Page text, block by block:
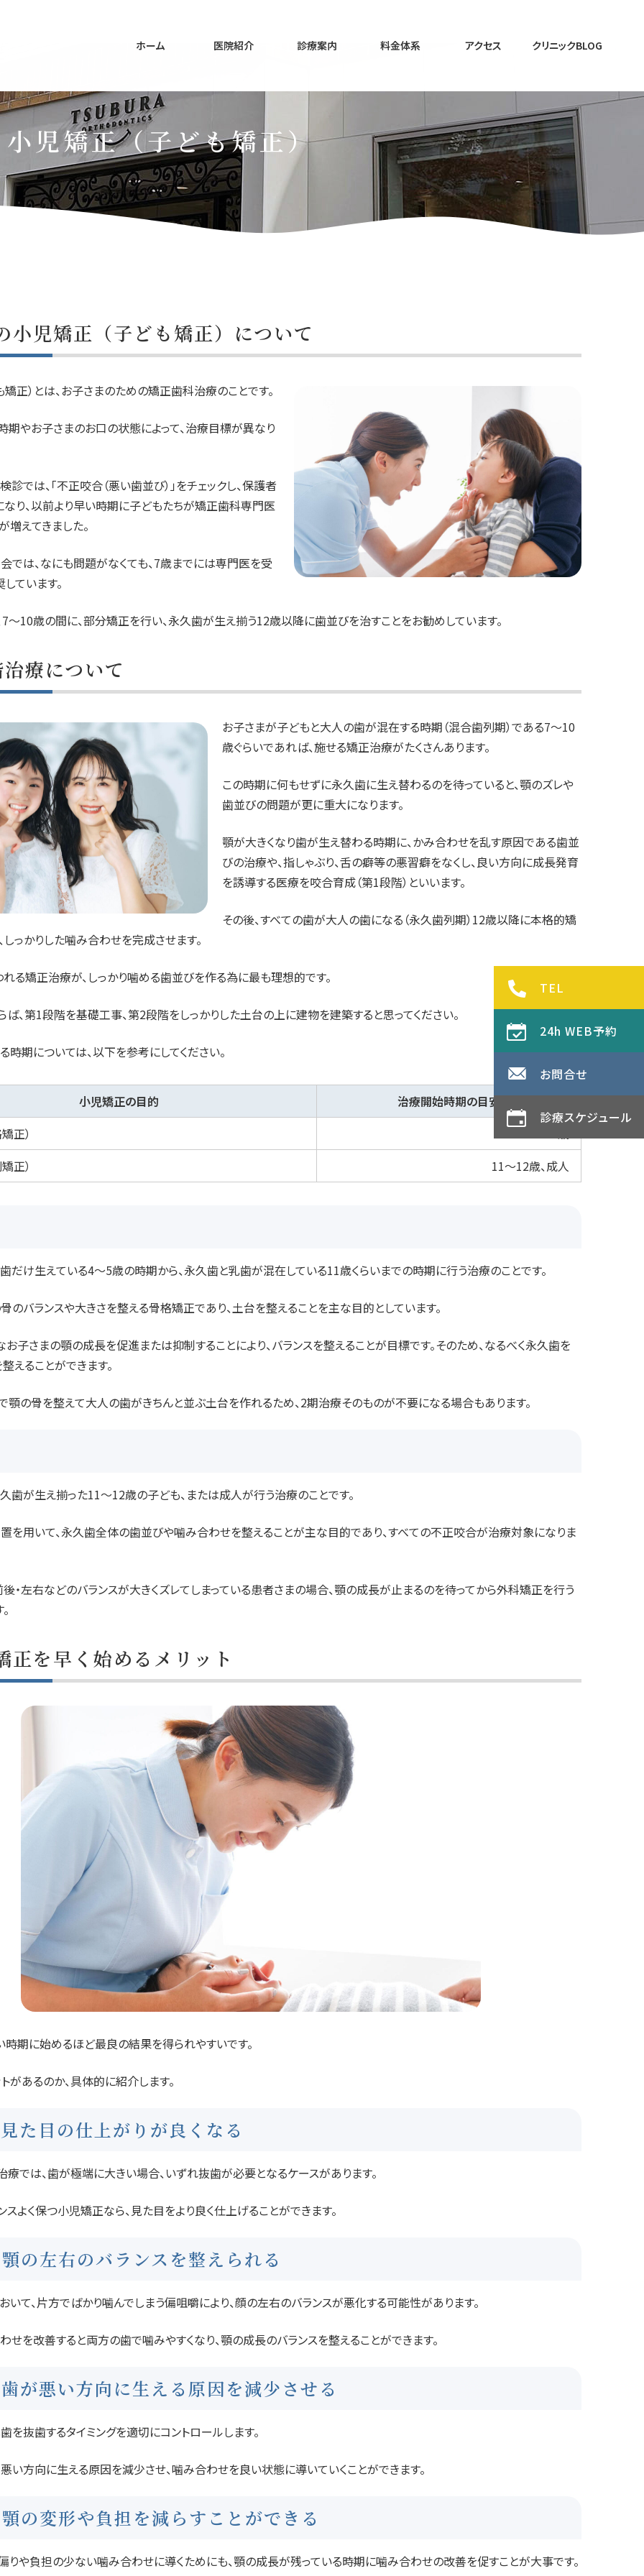
TEL
24h WEB予約
お問合せ
診療スケジュール
ホーム 医院紹介 診療案内 料金体系 アクセス クリニックBLOG
小児矯正（子ども矯正）
小児矯正（子ども矯正）について
正）とは、お子さまのための矯正歯科治療のことです。
期やお子さまのお口の状態によって、治療目標が異なり
では、「不正咬合（悪い歯並び）」をチェックし、保護者
なり、以前より早い時期に子どもたちが矯正歯科専門医
えてきました。
では、なにも問題がなくても、7歳までには専門医を受
ています。
7〜10歳の間に、部分矯正を行い、永久歯が生え揃う12歳以降に歯並びを治すことをお勧めしています。
療について
お子さまが子どもと大人の歯が混在する時期（混合歯列期）である7〜10
歳ぐらいであれば、施せる矯正治療がたくさんあります。
この時期に何もせずに永久歯に生え替わるのを待っていると、顎のズレや
歯並びの問題が更に重大になります。
顎が大きくなり歯が生え替わる時期に、かみ合わせを乱す原因である歯並
びの治療や、指しゃぶり、舌の癖等の悪習癖をなくし、良い方向に成長発育
を誘導する医療を咬合育成（第1段階）といいます。
その後、すべての歯が大人の歯になる（永久歯列期）12歳以降に本格的矯
っかりした噛み合わせを完成させます。
る矯正治療が、しっかり噛める歯並びを作る為に最も理想的です。
、第1段階を基礎工事、第2段階をしっかりした土台の上に建物を建築すると思ってください。
期については、以下を参考にしてください。
小児矯正の目的
治療開始時期の目安
正）
正）
11〜12歳、成人
だけ生えている4〜5歳の時期から、永久歯と乳歯が混在している11歳くらいまでの時期に行う治療のことです。
のバランスや大きさを整える骨格矯正であり、土台を整えることを主な目的としています。
子さまの顎の成長を促進または抑制することにより、バランスを整えることが目標です。そのため、なるべく永久歯を
えることができます。
顎の骨を整えて大人の歯がきちんと並ぶ土台を作れるため、2期治療そのものが不要になる場合もあります。
歯が生え揃った11〜12歳の子ども、または成人が行う治療のことです。
を用いて、永久歯全体の歯並びや噛み合わせを整えることが主な目的であり、すべての不正咬合が治療対象になりま
・左右などのバランスが大きくズレてしまっている患者さまの場合、顎の成長が止まるのを待ってから外科矯正を行う
正を早く始めるメリット
時期に始めるほど最良の結果を得られやすいです。
があるのか、具体的に紹介します。
見た目の仕上がりが良くなる
療では、歯が極端に大きい場合、いずれ抜歯が必要となるケースがあります。
よく保つ小児矯正なら、見た目をより良く仕上げることができます。
顎の左右のバランスを整えられる
て、片方でばかり噛んでしまう偏咀嚼により、顔の左右のバランスが悪化する可能性があります。
を改善すると両方の歯で噛みやすくなり、顎の成長のバランスを整えることができます。
歯が悪い方向に生える原因を減少させる
を抜歯するタイミングを適切にコントロールします。
い方向に生える原因を減少させ、噛み合わせを良い状態に導いていくことができます。
顎の変形や負担を減らすことができる
偏りや負担の少ない噛み合わせに導くためにも、顎の成長が残っている時期に噛み合わせの改善を促すことが大事です。